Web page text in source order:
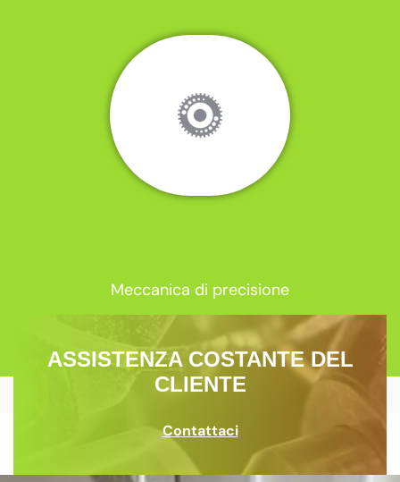
Meccanica di precisione
ASSISTENZA COSTANTE DEL
CLIENTE
Contattaci